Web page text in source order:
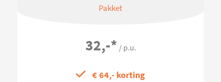
Pakket
32,-* / p.u.
€ 64,- korting